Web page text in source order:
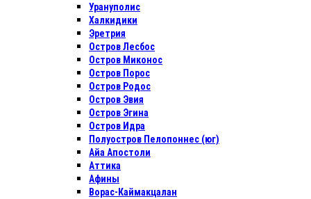
Урануполис
Халкидики
Эретрия
Остров Лесбос
Остров Миконос
Остров Порос
Остров Родос
Остров Эвия
Остров Эгина
Остров Идра
Полуостров Пелопоннес (юг)
Айа Апостоли
Аттика
Афины
Ворас-Каймакцалан